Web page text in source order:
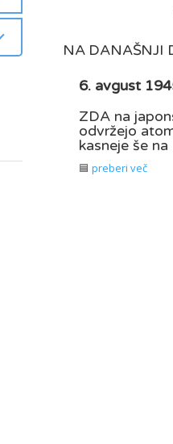
NA DANAŠNJI
6. avgust
ZDA na
odvržejo
kasneje še
🟦 preberi več